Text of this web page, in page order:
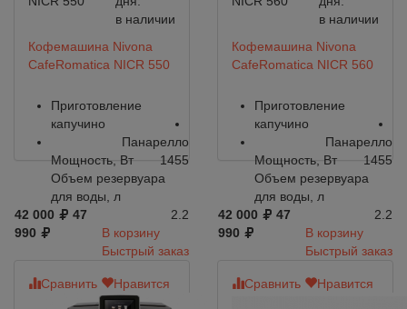
в наличии
Кофемашина Nivona
CafeRomatica NICR 550
Приготовление
капучино
Панарелло
Мощность, Вт
1455
Объем резервуара
для воды, л
2.2
42 000
47
990
В корзину
Быстрый заказ
в наличии
Кофемашина Nivona
CafeRomatica NICR 560
Приготовление
капучино
Панарелло
Мощность, Вт
1455
Объем резервуара
для воды, л
2.2
42 000
47
990
В корзину
Быстрый заказ
Сравнить Нравится Сравнить Нравится